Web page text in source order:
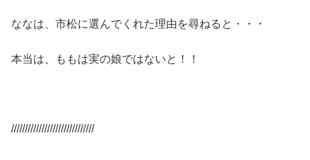
ななは、市松に選んでくれた理由を尋ねると・・・
本当は、ももは実の娘ではないと！！
//////////////////////////////